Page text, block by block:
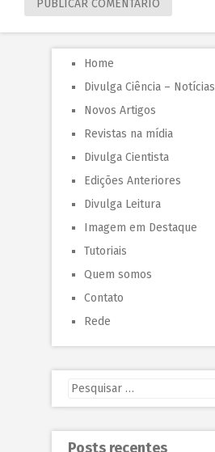
Home
Divulga Ciência – Notícias
Novos Artigos
Revistas na mídia
Divulga Cientista
Edições Anteriores
Divulga Leitura
Imagem em Destaque
Tutoriais
Quem somos
Contato
Rede
Posts recentes